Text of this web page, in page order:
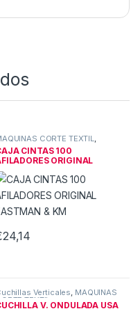
CORTE TEXTIL
& Acces Corte
CINTAS 100
ORIGINAL
& KM
24,14
Verticales, MAQUINAS
TEXTILV. ONDULADA USA